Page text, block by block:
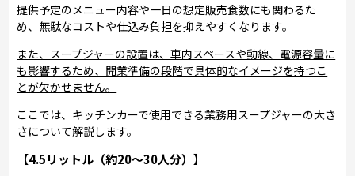
提供予定のメニュー内容や一日の想定販売食数にも関わるた
め、無駄なコストや仕込み負担を抑えやすくなります。
また、スープジャーの設置は、車内スペースや動線、電源容量に
も影響するため、開業準備の段階で具体的なイメージを持つこ
とが欠かせません。
ここでは、キッチンカーで使用できる業務用スープジャーの大き
さについて解説します。
【4.5リットル（約20～30人分）】